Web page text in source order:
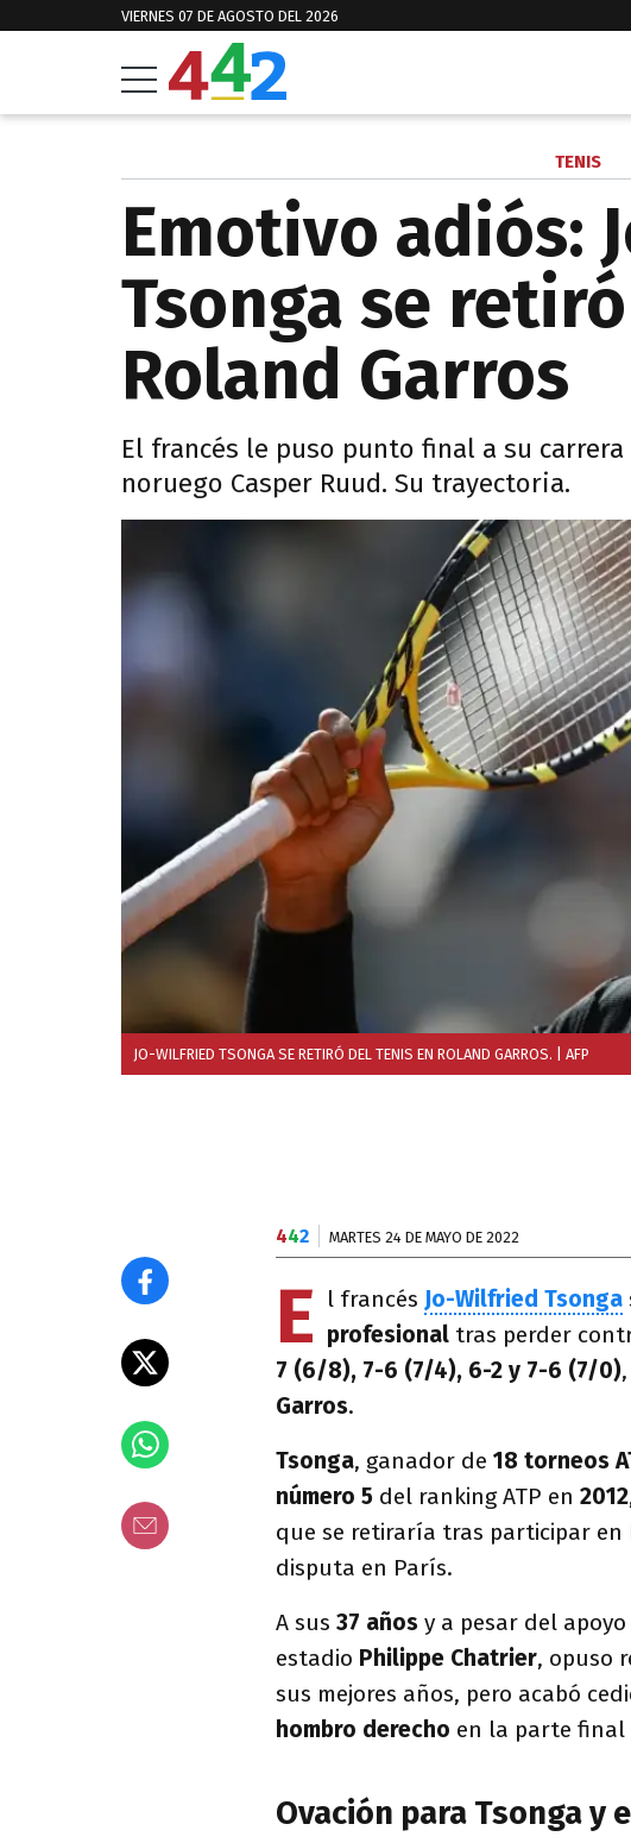
VIERNES 07 DE AGOSTO DEL 2026
TENIS
Emotivo adiós:
Tsonga se
Roland Garros
El francés le puso punto final a su
noruego Casper Ruud. Su trayectoria.
JO-WILFRIED TSONGA SE RETIRÓ DEL TENIS EN ROLAND GARROS. | AFP
442 MARTES 24 DE MAYO DE 2022
E l francés Jo-Wilfried Tsonga
profesional tras perder
7 (6/8), 7-6 (7/4), 6-2 y 7-6 (7/0)
Garros.
Tsonga, ganador de 18 torneos
número 5 del ranking ATP en 2012
que se retiraría tras participar en
disputa en París.
A sus 37 años y a pesar del
estadio Philippe Chatrier, opuso
sus mejores años, pero acabó
hombro derecho en la parte
Ovación para Tsonga y